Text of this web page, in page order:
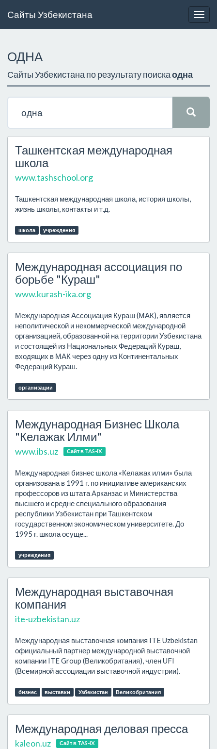
Сайты Узбекистана
ОДНА
Сайты Узбекистана по результату поискаодна
Ташкентская международная
школа
www.tashschool.org
Ташкентская международная школа, история школы,
жизнь школы, контакты и т.д.
школа учреждения
Международная ассоциация по
борьбе "Кураш"
www.kurash-ika.org
Международная Ассоциация Кураш (МАК), является
неполитической и некоммерческой международной
организацией, образованной на территории Узбекистана
и состоящей из Национальных Федераций Кураш,
входящих в МАК через одну из Континентальных
Федераций Кураш.
организации
Международная Бизнес Школа
"Келажак Илми"
www.ibs.uz Сайт в TAS-IX
Международная бизнес школа «Келажак илми» была
организована в 1991 г. по инициативе американских
профессоров из штата Арканзас и Министерства
высшего и средне специального образования
республики Узбекистан при Ташкентском
государственном экономическом университете. До
1995 г. школа осуще...
учреждения
Международная выставочная
компания
ite-uzbekistan.uz
Международная выставочная компания ITE Uzbekistan
официальный партнер международной выставочной
компании ITE Group (Великобритания), член UFI
(Всемирной ассоциации выставочной индустрии).
бизнес выставки Узбекистан Великобритания
Международная деловая пресса
kaleon.uz Сайт в TAS-IX